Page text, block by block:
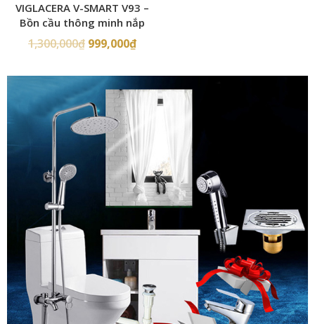
VIGLACERA V-SMART V93 –
Bồn cầu thông minh nắp
rửa điện tử
1,300,000₫ 999,000₫